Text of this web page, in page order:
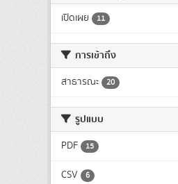
เปิดเผย 11
การเข้าถึง
สาธารณะ 20
รูปแบบ
PDF 15
CSV 6